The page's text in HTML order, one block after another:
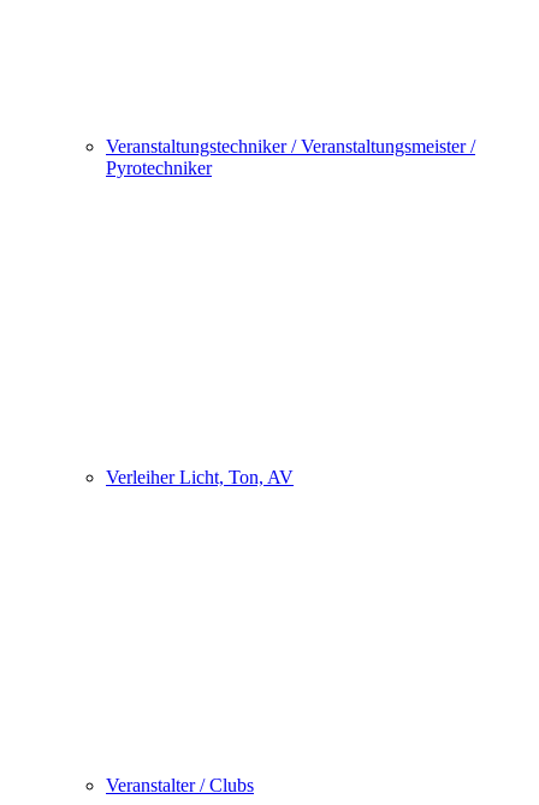
Veranstaltungstechniker / Veranstaltungsmeister /
Pyrotechniker
Verleiher Licht, Ton, AV
Veranstalter / Clubs